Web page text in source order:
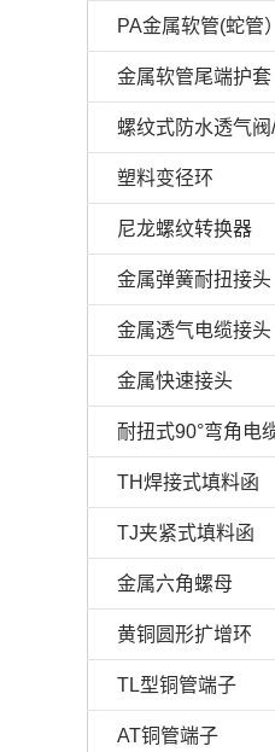
金属软管尾端护套
塑料变径环
尼龙螺纹转换器
金属弹簧耐扭接头
金属透气电缆接头
金属快速接头
TH焊接式填料函
TJ夹紧式填料函
金属六角螺母
黄铜圆形扩增环
TL型铜管端子
AT铜管端子